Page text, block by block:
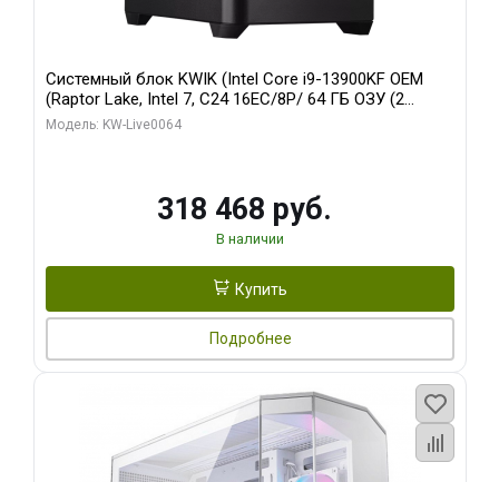
Системный блок KWIK (Intel Core i9-13900KF OEM
(Raptor Lake, Intel 7, C24 16EC/8P/ 64 ГБ ОЗУ (2
модуля)/ ASUS RTX5080 PROART OC 16GB GDDR7
Модель: KW-Live0064
318 468 руб.
В наличии
Купить
Подробнее